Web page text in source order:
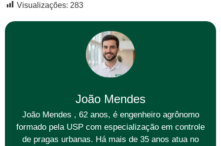
Visualizações: 283
João Mendes
João Mendes , 62 anos, é engenheiro agrônomo
formado pela USP com especialização em controle
de pragas urbanas. Há mais de 35 anos atua no